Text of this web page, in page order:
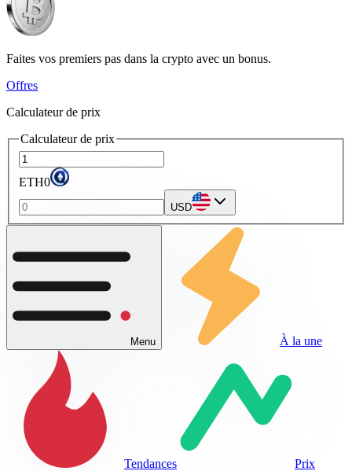
Faites vos premiers pas dans la crypto avec un bonus.
Offres
Calculateur de prix
Calculateur de prix
ETH0
USD
Menu À la une
Tendances Prix